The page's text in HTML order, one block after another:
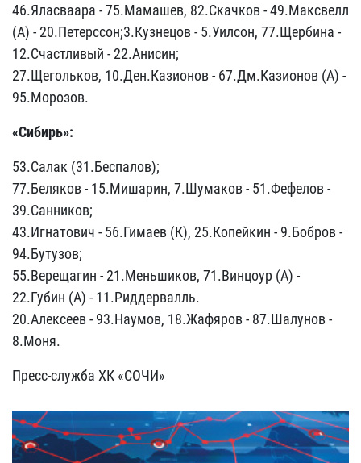
46.Яласваара - 75.Мамашев, 82.Скачков - 49.Максвелл
(А) - 20.Петерссон;3.Кузнецов - 5.Уилсон, 77.Щербина -
12.Счастливый - 22.Анисин;
27.Щегольков, 10.Ден.Казионов - 67.Дм.Казионов (А) -
95.Морозов.
«Сибирь»:
53.Салак (31.Беспалов);
77.Беляков - 15.Мишарин, 7.Шумаков - 51.Фефелов -
39.Санников;
43.Игнатович - 56.Гимаев (К), 25.Копейкин - 9.Бобров -
94.Бутузов;
55.Верещагин - 21.Меньшиков, 71.Винцоур (А) -
22.Губин (А) - 11.Риддервалль.
20.Алексеев - 93.Наумов, 18.Жафяров - 87.Шалунов -
8.Моня.
Пресс-служба ХК «СОЧИ»